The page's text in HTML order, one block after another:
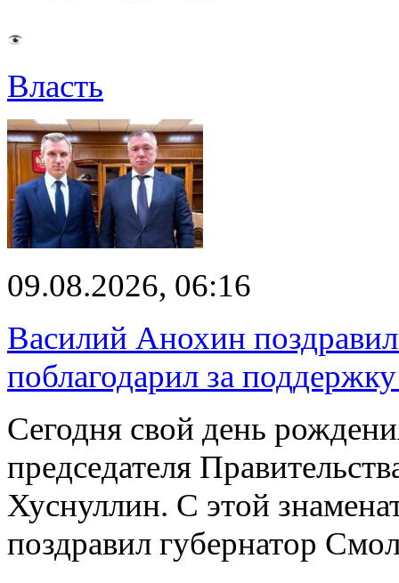
Власть
09.08.2026, 06:16
Василий Анохин
поблагодарил за
Сегодня свой день
председателя
Хуснуллин. С этой
поздравил губернатор